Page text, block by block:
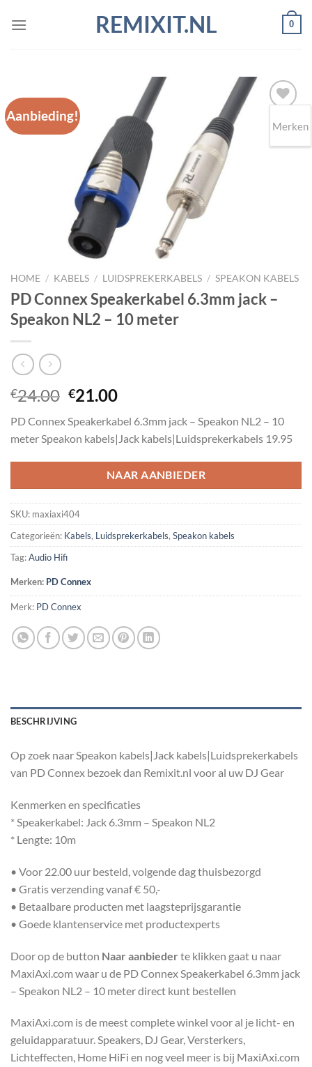
naar
REMIXIT.NL 0
Aanbieding!
Toevoegen
HOME / KABELS / LUIDSPREKERKABELS / SPEAKON KABELS
PD Connex Speakerkabel 6.3mm jack –
Speakon NL2 – 10 meter
€24.00 Oorspronkelijke
was:
€24.00.
€21.00Huidige
is:
€21.00.
PD Connex Speakerkabel 6.3mm jack – Speakon NL2 – 10
meter Speakon kabels|Jack kabels|Luidsprekerkabels 19.95
NAAR AANBIEDER
SKU: maxiaxi404
Categorieën: Kabels, Luidsprekerkabels, Speakon kabels
Tag:Audio Hifi
Merken: PD Connex
Merk: PD Connex
BESCHRIJVING
Op zoek naar Speakon kabels|Jack kabels|Luidsprekerkabels
van PD Connex bezoek dan Remixit.nl voor al uw DJ Gear
Kenmerken en specificaties
* Speakerkabel: Jack 6.3mm – Speakon NL2
* Lengte: 10m
• Voor 22.00 uur besteld, volgende dag thuisbezorgd
• Gratis verzending vanaf € 50,-
• Betaalbare producten met laagsteprijsgarantie
• Goede klantenservice met productexperts
Door op de button Naar aanbieder te klikken gaat u naar
MaxiAxi.com waar u de PD Connex Speakerkabel 6.3mm jack
– Speakon NL2 – 10 meter direct kunt bestellen
MaxiAxi.com is de meest complete winkel voor al je licht- en
geluidapparatuur. Speakers, DJ Gear, Versterkers,
Lichteffecten, Home HiFi en nog veel meer is bij MaxiAxi.com
Merken